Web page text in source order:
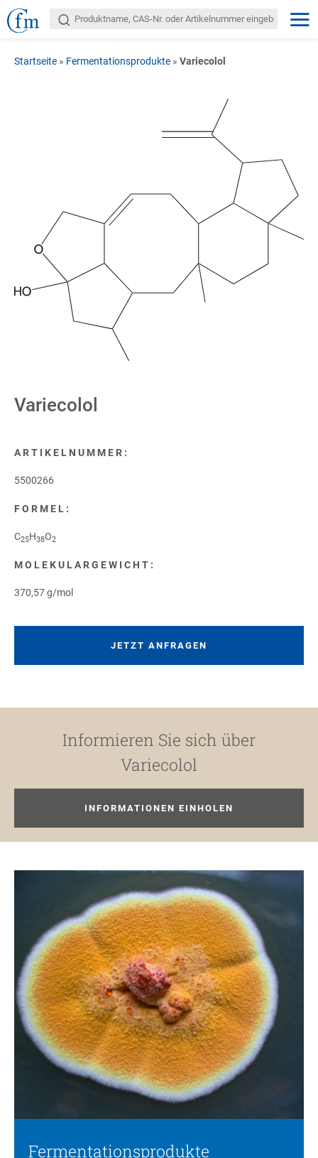
Startseite » Fermentationsprodukte » Variecolol
Variecolol
ARTIKELNUMMER:
5500266
FORMEL:
C25H38O2
MOLEKULARGEWICHT:
370,57 g/mol
JETZT ANFRAGEN
Informieren Sie sich über
Variecolol
INFORMATIONEN EINHOLEN
Fermentationsprodukte